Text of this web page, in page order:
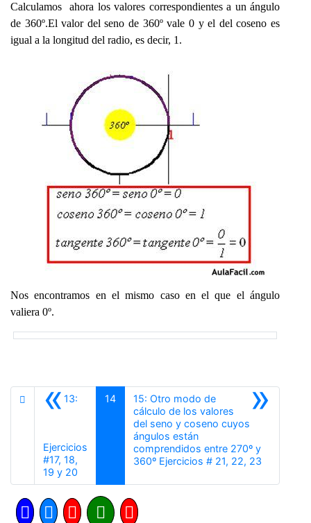
Calculamos ahora los valores correspondientes a un ángulo
de 360º.El valor del seno de 360º vale 0 y el del coseno es
igual a la longitud del radio, es decir, 1.
Nos encontramos en el mismo caso en el que el ángulo
valiera 0º.
«13:
Ejercicios
#17, 18,
19 y 20
14 »
15: Otro modo de
cálculo de los valores
del seno y coseno cuyos
ángulos están
comprendidos entre 270º y
360º Ejercicios # 21, 22, 23